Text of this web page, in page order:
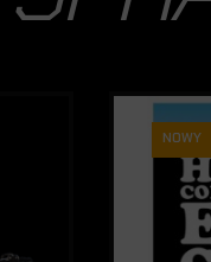
NOWY